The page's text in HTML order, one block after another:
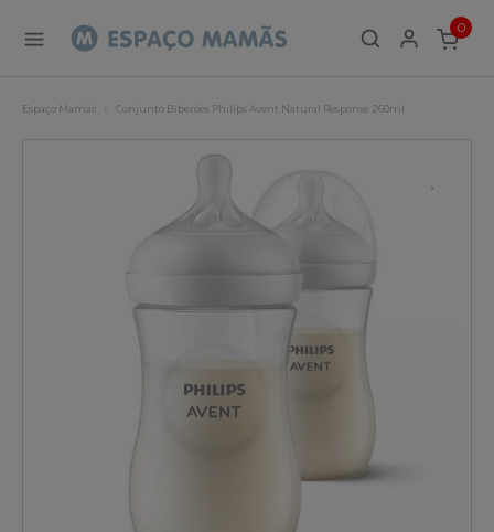
0
ITEMS
Espaço Mamãs Conjunto Biberões Philips Avent Natural Response 260ml